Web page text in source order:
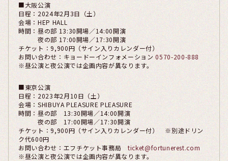
■大阪公演
日程：2024年2月3日（土）
会場：HEP HALL
時間：昼の部 13:30開場／14:00開演
夜の部 17:00開場／17:30開演
チケット：9,900円（サイン入りカレンダー付）
お問い合わせ：キョードーインフォメーション0570-200-888
※昼公演と夜公演では企画内容が異なります。
■東京公演
日程：2023年2月10日（土）
会場：SHIBUYA PLEASURE PLEASURE
時間：昼の部 13:30開場／14:00開演
夜の部 17:00開場／17:30開演
チケット：9,900円（サイン入りカレンダー付） ※別途ドリン
ク代600円
お問い合わせ：エフチケット事務局ticket@fortunerest.com
※昼公演と夜公演では企画内容が異なります。